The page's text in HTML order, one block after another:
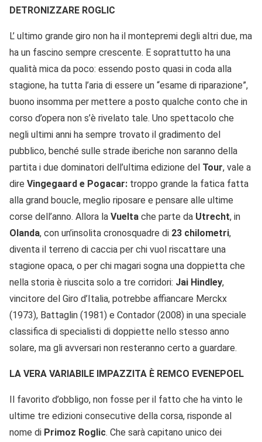
DETRONIZZARE ROGLIC
L’ ultimo grande giro non ha il montepremi degli altri due, ma
ha un fascino sempre crescente. E soprattutto ha una
qualità mica da poco: essendo posto quasi in coda alla
stagione, ha tutta l’aria di essere un “esame di riparazione”,
buono insomma per mettere a posto qualche conto che in
corso d’opera non s’è rivelato tale. Uno spettacolo che
negli ultimi anni ha sempre trovato il gradimento del
pubblico, benché sulle strade iberiche non saranno della
partita i due dominatori dell’ultima edizione del Tour, vale a
dire Vingegaard e Pogacar: troppo grande la fatica fatta
alla grand boucle, meglio riposare e pensare alle ultime
corse dell’anno. Allora la Vuelta che parte da Utrecht, in
Olanda, con un’insolita cronosquadre di 23 chilometri,
diventa il terreno di caccia per chi vuol riscattare una
stagione opaca, o per chi magari sogna una doppietta che
nella storia è riuscita solo a tre corridori: Jai Hindley,
vincitore del Giro d’Italia, potrebbe affiancare Merckx
(1973), Battaglin (1981) e Contador (2008) in una speciale
classifica di specialisti di doppiette nello stesso anno
solare, ma gli avversari non resteranno certo a guardare.
LA VERA VARIABILE IMPAZZITA È REMCO EVENEPOEL
Il favorito d’obbligo, non fosse per il fatto che ha vinto le
ultime tre edizioni consecutive della corsa, risponde al
nome di Primoz Roglic. Che sarà capitano unico dei